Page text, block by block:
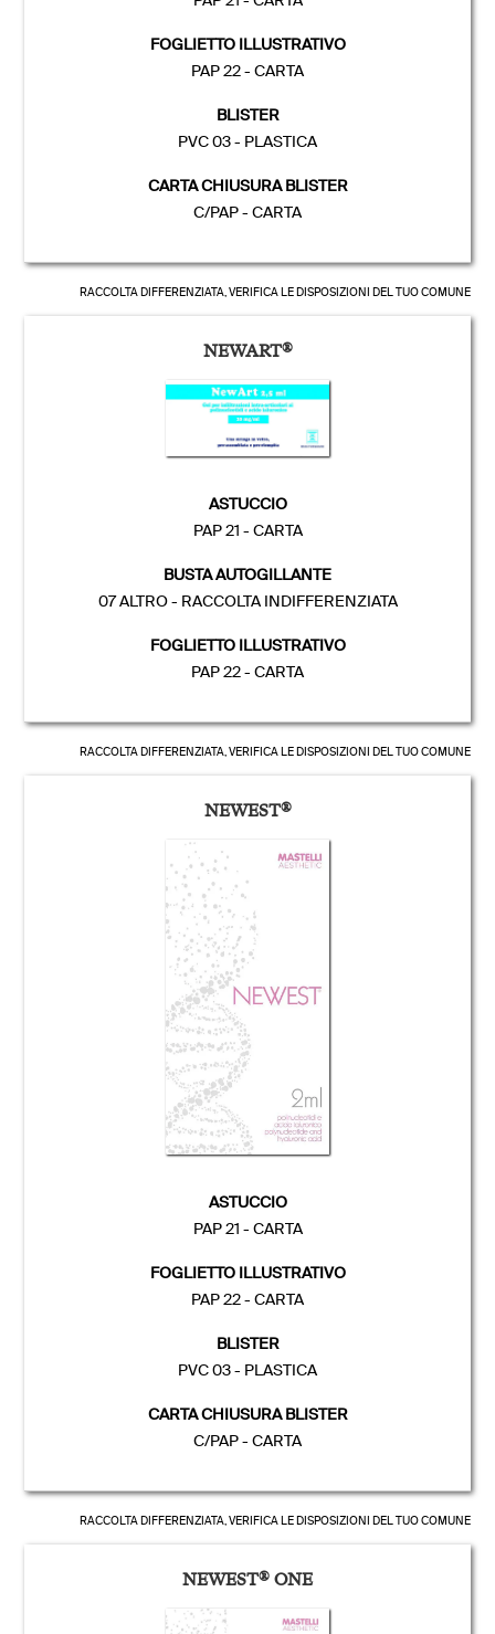
FOGLIETTO ILLUSTRATIVO
PAP 22 - CARTA
BLISTER
PVC 03 - PLASTICA
CARTA CHIUSURA BLISTER
C/PAP - CARTA
RACCOLTA DIFFERENZIATA, VERIFICA LE DISPOSIZIONI DEL TUO COMUNE
NEWART®
ASTUCCIO
PAP 21 - CARTA
BUSTA AUTOGILLANTE
07 ALTRO - RACCOLTA INDIFFERENZIATA
FOGLIETTO ILLUSTRATIVO
PAP 22 - CARTA
RACCOLTA DIFFERENZIATA, VERIFICA LE DISPOSIZIONI DEL TUO COMUNE
NEWEST®
ASTUCCIO
PAP 21 - CARTA
FOGLIETTO ILLUSTRATIVO
PAP 22 - CARTA
BLISTER
PVC 03 - PLASTICA
CARTA CHIUSURA BLISTER
C/PAP - CARTA
RACCOLTA DIFFERENZIATA, VERIFICA LE DISPOSIZIONI DEL TUO COMUNE
NEWEST® ONE